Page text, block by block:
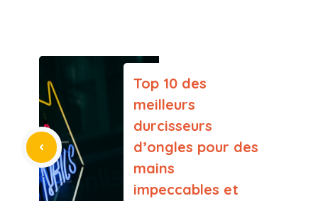
Top 10 des
meilleurs
durcisseurs
d’ongles pour des
mains
impeccables et